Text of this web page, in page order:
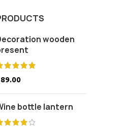
wooden
89.00
bottle lantern